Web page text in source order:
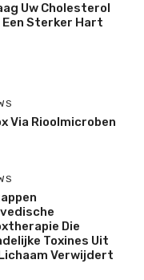
Uw Cholesterol
Een Sterker Hart
Via Rioolmicroben
Die
Toxines Uit
Verwijdert